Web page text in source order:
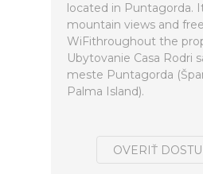
located in Puntagorda.
mountain views and free
WiFithroughout the
Ubytovanie Casa Rodri
meste Puntagorda
Palma Island).
OVERIŤ